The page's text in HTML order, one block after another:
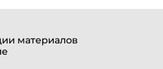
материалов